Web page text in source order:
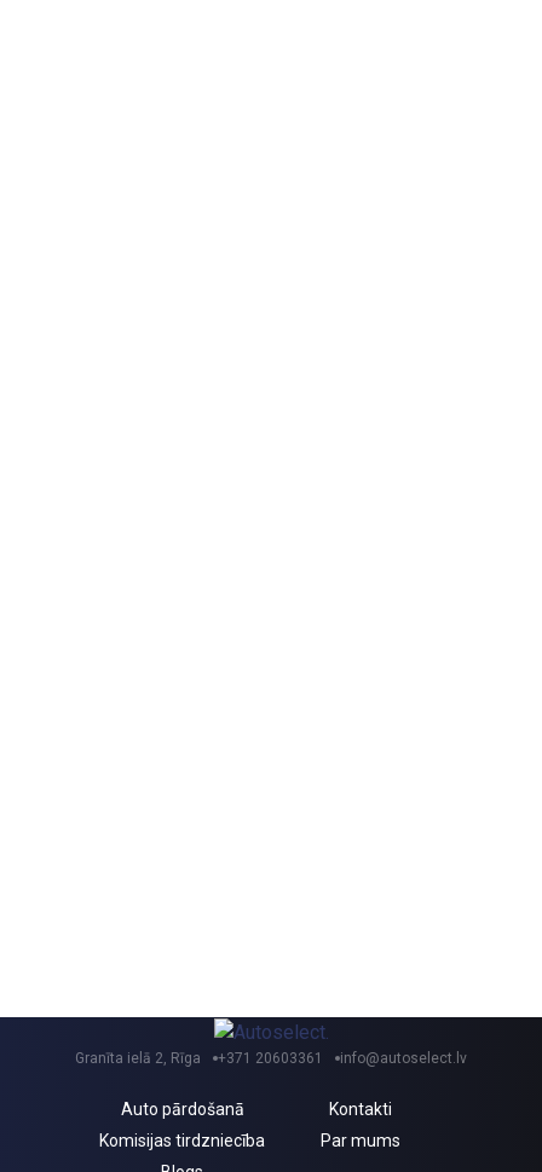
Granīta ielā 2, Rīga +371 20603361 info@autoselect.lv
Auto pārdošanā
Kontakti
Komisijas tirdzniecība
Par mums